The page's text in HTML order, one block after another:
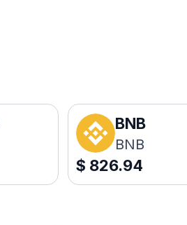
BNB
BNB
$ 826.94